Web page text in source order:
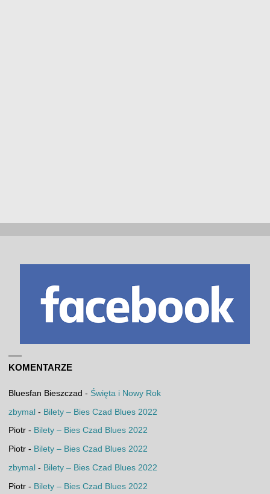
KOMENTARZE
Bluesfan Bieszczad - Święta i Nowy Rok
zbymal- Bilety – Bies Czad Blues 2022
Piotr- Bilety – Bies Czad Blues 2022
Piotr- Bilety – Bies Czad Blues 2022
zbymal - Bilety – Bies Czad Blues 2022
Piotr- Bilety – Bies Czad Blues 2022